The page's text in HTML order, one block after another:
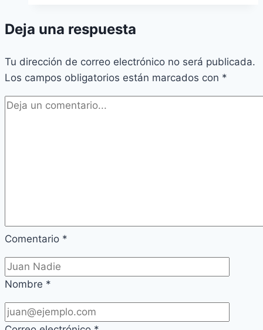
Deja una respuesta
Tu dirección de correo electrónico no será publicada.
Los campos obligatorios están marcados con *
Comentario *
Nombre *